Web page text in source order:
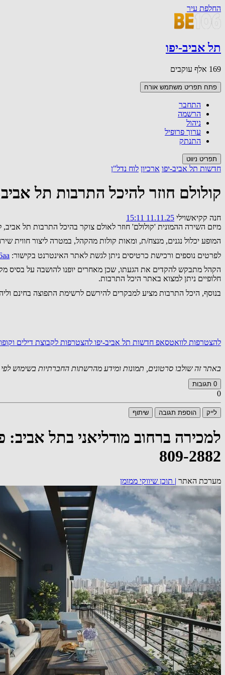
החלפת עיר
תל אביב-יפו
169 אלף עוקבים
פתח תפריט משתמש אורח
התחבר
הרשמה
ניהול
ערוך פרופיל
התנתק
תפריט ניווט
חדשות תל אביב-יפו ארכיון לוח נדל"ן
קולולם חוזר להיכל התרבות תל אביב:
חנה קקיאשוילי 11.11.25 15:11
מיזם השירה ההמונית 'קולולם' חוזר לאולם צוקר בהיכל התרבות תל אביב, למופע
המופע יכלול נגנים, מנצח/ת, ומאות קולות מהקהל, במטרה ליצור חווית
לפרטים נוספים ורכישת כרטיסים ניתן לגשת לאתר האינטרנט בקישור:
חלופיים ניתן למצוא באתר היכל התרבות.
בנוסף, היכל התרבות מציע למבקרים להירשם לרשימת התפוצה בחינם
להצטרפות לוואטסאפ חדשות תל אביב-יפו להצטרפות לקבוצת דילים
באתר זה שולבו סרטונים, תמונות ומידע מהרשתות החברתיות בשימוש לפי סעיף 27א לחוק זכויות יוצרים. במידה
0 תגובות
0
לייק הוספת תגובה שיתוף
809-2882
מערכת האתר | תוכן שיווקי ממומן